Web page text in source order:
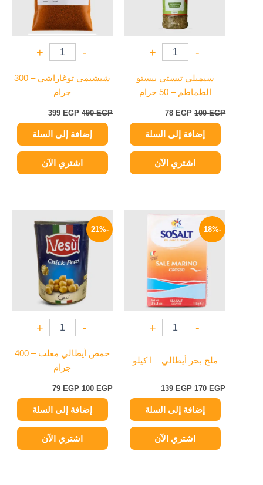
-
+
سيمبلي تيستي بيستو
الطماطم – 50 جرام
100EGP
78 EGP
إضافة إلى السلة
اشتري الآن
-
+
شيشيمي توغاراشي – 300
جرام
490EGP
399 EGP
إضافة إلى السلة
اشتري الآن
-18%
-
+
ملح بحر أيطالي – ا كيلو
170EGP
السعر
الأصلي
هو:
170 EGP.
139 EGP
السعر
هو:
139 EGP.
إضافة إلى السلة
اشتري الآن
-21%
-
+
حمص أيطالي معلب – 400
جرام
100EGP
الأصلي
هو:
100 EGP.
79 EGP
الحالي
هو:
79 EGP.
إضافة إلى السلة
اشتري الآن